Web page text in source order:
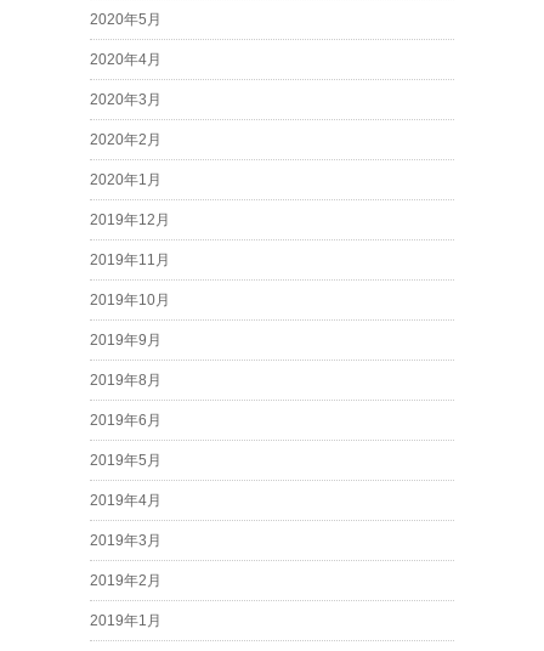
2020年5月
2020年4月
2020年3月
2020年2月
2020年1月
2019年12月
2019年11月
2019年10月
2019年9月
2019年8月
2019年6月
2019年5月
2019年4月
2019年3月
2019年2月
2019年1月